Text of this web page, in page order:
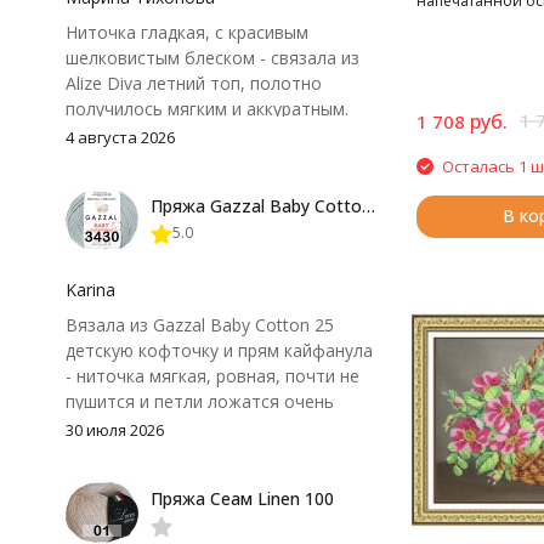
1 708 руб. 1
Осталась 1
В
Ниточка гладкая, с красивым
шелковистым блеском - связала из
Alize Diva летний топ, полотно
получилось мягким и аккуратным.
Петли хорошо видны, вяжется
нюанс - пряжа немного скользит и
иногда расслаивается, пришлось
крючок поудобнее.
4 августа 2026
Пряжа Gazzal Baby Cotton 25
5.0
Karina
Вязала из Gazzal Baby Cotton 25
детскую кофточку и прям кайфанула
- ниточка мягкая, ровная, почти не
пушится и петли ложатся очень
аккуратно. После стирки полотно
потеряло, цвет тоже не стал
тусклее. Единственный нюанс -
моточки маленькие, расход лучше
30 июля 2026
Пряжа Сеам Linen 100